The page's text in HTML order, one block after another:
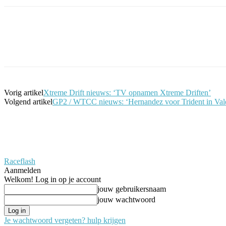
Vorig artikelXtreme Drift nieuws: ‘TV opnamen Xtreme Driften’
Volgend artikelGP2 / WTCC nieuws: ‘Hernandez voor Trident in
Raceflash
Aanmelden
Welkom! Log in op je account
jouw gebruikersnaam
jouw wachtwoord
Je wachtwoord vergeten? hulp krijgen